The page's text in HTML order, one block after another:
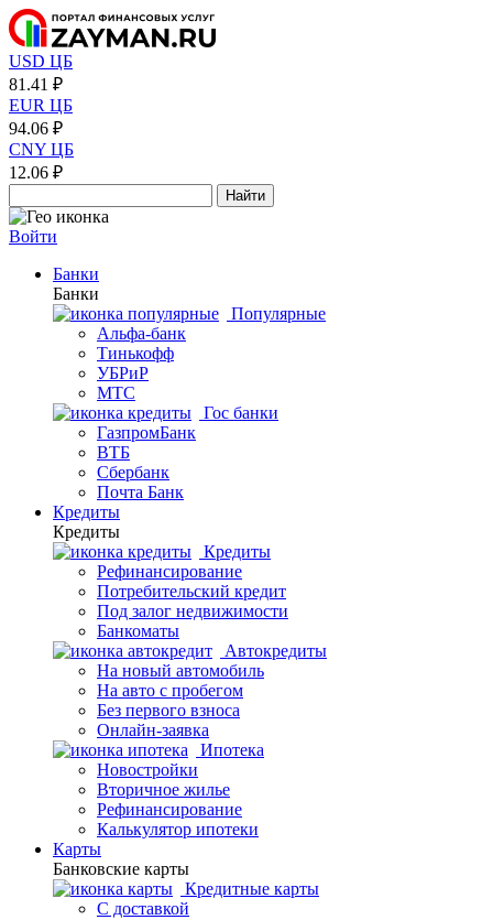
USD ЦБ
81.41 ₽
EUR ЦБ
94.06 ₽
CNY ЦБ
12.06 ₽
Найти
Войти
Банки
Банки
Популярные
Альфа-банк
Тинькофф
УБРиР
МТС
Гос банки
ГазпромБанк
ВТБ
Сбербанк
Почта Банк
Кредиты
Кредиты
Кредиты
Рефинансирование
Потребительский кредит
Под залог недвижимости
Банкоматы
Автокредиты
На новый автомобиль
На авто с пробегом
Без первого взноса
Онлайн-заявка
Ипотека
Новостройки
Вторичное жилье
Рефинансирование
Калькулятор ипотеки
Карты
Банковские карты
Кредитные карты
С доставкой